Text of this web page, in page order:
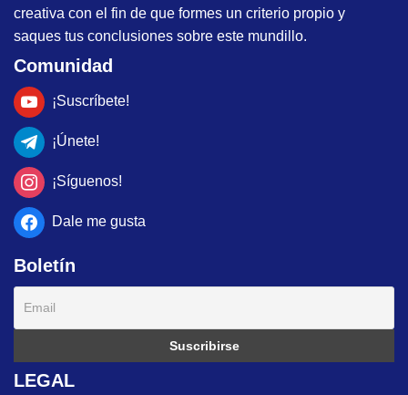
creativa con el fin de que formes un criterio propio y
saques tus conclusiones sobre este mundillo.
Comunidad
¡Suscríbete!
¡Únete!
¡Síguenos!
Dale me gusta
Boletín
LEGAL